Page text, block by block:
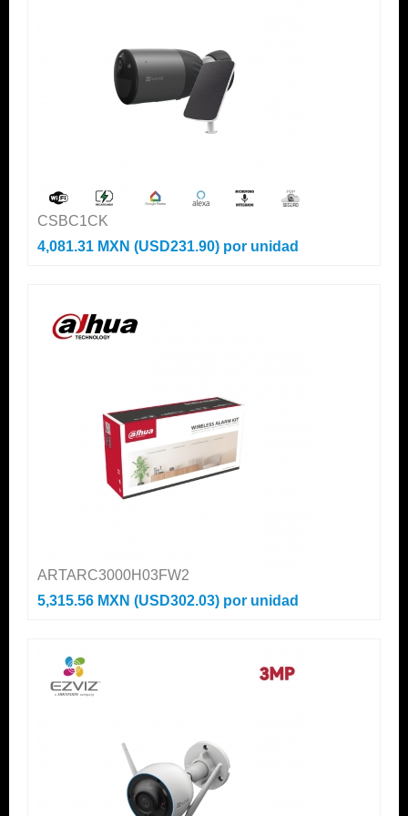
CSBC1CK
4,081.31 MXN (USD231.90) por unidad
ARTARC3000H03FW2
5,315.56 MXN (USD302.03) por unidad